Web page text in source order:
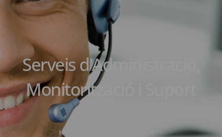
Serveis d’Administració,
Monitorització i Suport
Home